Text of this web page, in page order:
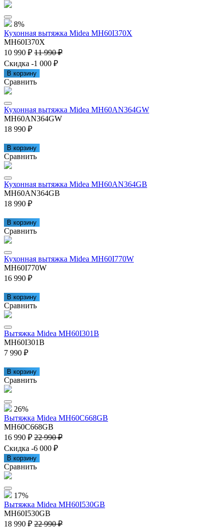
8%
Кухонная вытяжка Midea MH60I370X
MH60I370X
10 990 ₽ 11 990 ₽
Скидка -1 000 ₽
В корзину
Сравнить
Кухонная вытяжка Midea MH60AN364GW
MH60AN364GW
18 990 ₽
В корзину
Сравнить
Кухонная вытяжка Midea MH60AN364GB
MH60AN364GB
18 990 ₽
В корзину
Сравнить
Кухонная вытяжка Midea MH60I770W
MH60I770W
16 990 ₽
В корзину
Сравнить
Вытяжка Midea MH60I301B
MH60I301B
7 990 ₽
В корзину
Сравнить
26%
Вытяжка Midea MH60C668GB
MH60C668GB
16 990 ₽ 22 990 ₽
Скидка -6 000 ₽
В корзину
Сравнить
17%
Вытяжка Midea MH60I530GB
MH60I530GB
18 990 ₽ 22 990 ₽